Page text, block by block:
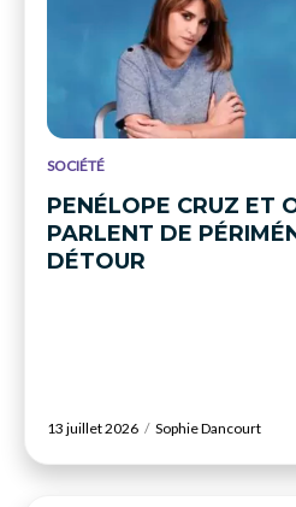
SOCIÉTÉ
PENÉLOPE CRUZ ET
PARLENT DE
DÉTOUR
13 juillet 2026 Sophie Dancourt